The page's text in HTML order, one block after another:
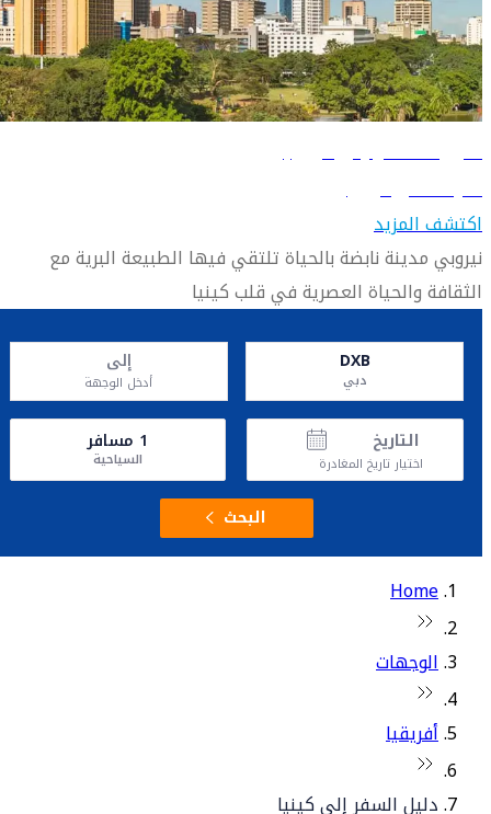
دليل السفر إلى نيروبي
تعرّف على نيروبي
اكتشف المزيد
نيروبي مدينة نابضة بالحياة تلتقي فيها الطبيعة البرية مع
الثقافة والحياة العصرية في قلب كينيا
DXB
دبي
إلى
أدخل الوجهة
التاريخ
اختيار تاريخ المغادرة
1 مسافر
السياحية
البحث
Home
الوجهات
أفريقيا
دليل السفر إلى كينيا